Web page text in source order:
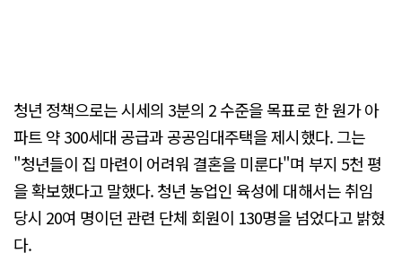
청년 정책으로는 시세의 3분의 2 수준을 목표로 한 원가 아
파트 약 300세대 공급과 공공임대주택을 제시했다. 그는
"청년들이 집 마련이 어려워 결혼을 미룬다"며 부지 5천 평
을 확보했다고 말했다. 청년 농업인 육성에 대해서는 취임
당시 20여 명이던 관련 단체 회원이 130명을 넘었다고 밝혔
다.